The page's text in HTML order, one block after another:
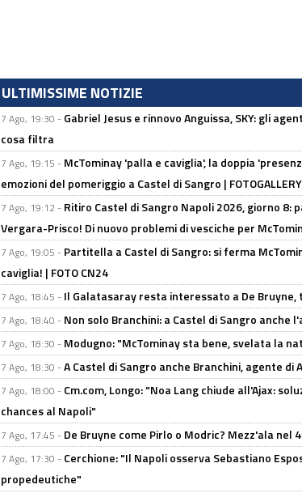
ULTIMISSIME NOTIZIE
7 Ago, 19:30 - Gabriel Jesus e rinnovo Anguissa, SKY: gli
cosa filtra
7 Ago, 19:15 - McTominay 'palla e caviglia', la doppia
emozioni del pomeriggio a Castel di Sangro |
7 Ago, 19:12 - Ritiro Castel di Sangro Napoli 2026, giorno
Vergara-Prisco! Di nuovo problemi di vesciche per
7 Ago, 19:05 - Partitella a Castel di Sangro: si ferma
caviglia! | FOTO CN24
7 Ago, 18:45 - Il Galatasaray resta interessato a De Bruyne,
7 Ago, 18:40 - Non solo Branchini: a Castel di Sangro anche
7 Ago, 18:30 - Modugno: "McTominay sta bene, svelata la
7 Ago, 18:30 -A Castel di Sangro anche Branchini, agente di
7 Ago, 18:00 - Cm.com, Longo: "Noa Lang chiude all'Ajax:
chances al Napoli"
7 Ago, 17:45 - De Bruyne come Pirlo o Modric? Mezz'ala
7 Ago, 17:30 - Cerchione: "Il Napoli osserva Sebastiano
propedeutiche"